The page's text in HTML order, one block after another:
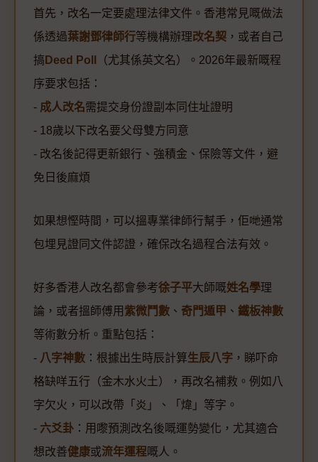
首先，改名一定要處理法律文件。香港常見嘅做法
係透過葉謝鄧律師行等機構辦理改名契 ，或者自己
搞 Deed Poll
（尤其係英文名）。2026年最新嘅程
序要求包括：
- 成人改名需提交身份證副本同住址證明
- 18歲以下改名要父母雙方同意
- 改名後記得更新銀行、強積金、保險等文件，避
免日後麻煩
如果想慳時間，可以搵專業律師行幫手，佢哋通常
包埋見證同文件認證，確保改名過程合法有效。
好多香港人改名都會參考徐子平大師嘅姓名學理
論，或者搵師傅用 紫微鬥數 、 奇門遁甲 、 鐵板神數
等術數分析。重點包括：
- 八字神數 ：根據出生時辰計算生辰八字 ，睇吓命
格缺咩五行（金木水火土），再改名補救。例如八
字欠火，可以改帶「炎」、「煒」等字。
- 六爻卦 ：用嚟預測改名後嘅運勢變化，尤其適合
想改善健康或流年運程嘅人。